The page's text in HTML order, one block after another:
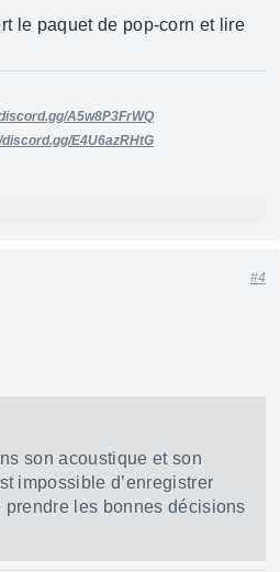
le paquet de pop-corn et lire
A5w8P3FrWQ
E4U6azRHtG
#4
son acoustique et son
impossible d’enregistrer
les bonnes décisions